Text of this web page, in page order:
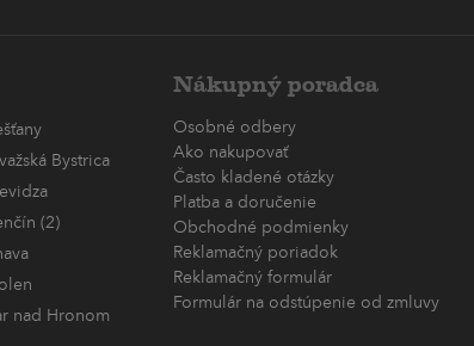
Bystrica
(2)
nad Hronom
Nákupný poradca
Osobné odbery
Ako nakupovať
Často kladené otázky
Platba a doručenie
Obchodné podmienky
Reklamačný poriadok
Reklamačný formulár
Formulár na odstúpenie od zmluvy